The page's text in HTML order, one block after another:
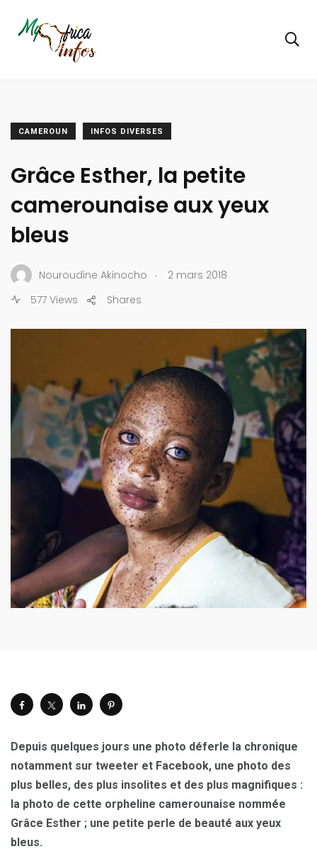
CAMEROUN INFOS DIVERSES
Grâce Esther, la petite
camerounaise aux yeux
bleus
Nouroudine Akinocho .
2 mars 2018
577 Views
Shares
Depuis quelques jours une photo déferle la chronique
notamment sur tweeter et Facebook, une photo des
plus belles, des plus insolites et des plus magnifiques :
la photo de cette orpheline camerounaise nommée
Grâce Esther ; une petite perle de beauté aux yeux
bleus.